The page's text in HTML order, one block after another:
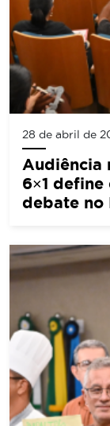
28 de abril de
Audiência
6×1
debate no